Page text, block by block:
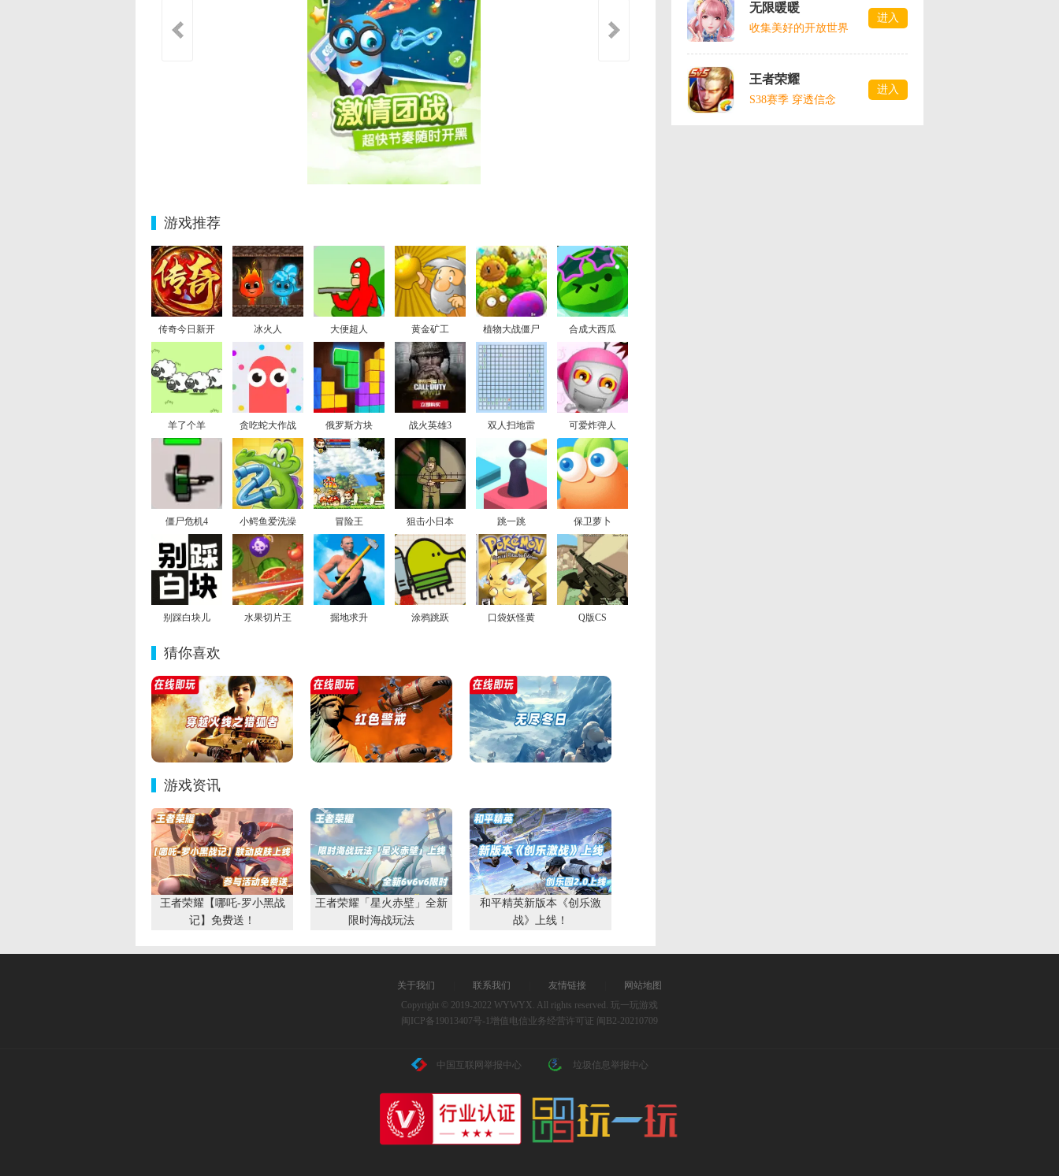
游戏推荐
传奇今日新开 冰火人 大便超人 黄金矿工 植物大战僵尸 合成大西瓜
羊了个羊 贪吃蛇大作战 俄罗斯方块 战火英雄3 双人扫地雷 可爱炸弹人
僵尸危机4 小鳄鱼爱洗澡 冒险王 狙击小日本 跳一跳 保卫萝卜
别踩白块儿 水果切片王 掘地求升 涂鸦跳跃 口袋妖怪黄 Q版CS
猜你喜欢
游戏资讯
王者荣耀【哪吒-罗小黑战
记】免费送！
王者荣耀「星火赤壁」全新
限时海战玩法
和平精英新版本《创乐激
战》上线！
无限暖暖
收集美好的开放世界
进入
王者荣耀
S38赛季 穿透信念
进入
关于我们 联系我们 友情链接
网站地图
Copyright © 2019-2022 WYWYX. All rights reserved. 玩一玩游戏
闽ICP备19013407号-1 增值电信业务经营许可证 闽B2-20210709
中国互联网举报中心 垃圾信息举报中心